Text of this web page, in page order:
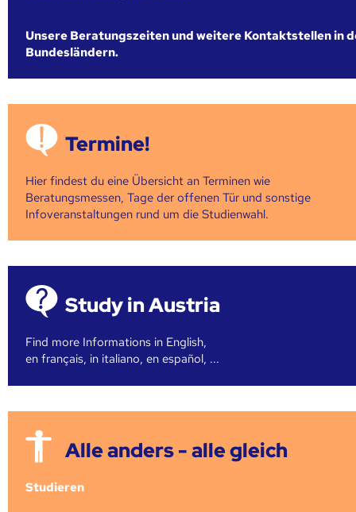
Unsere Beratungszeiten und weitere Kontaktstellen in
Bundesländern.
Termine!
Hier findest du eine Übersicht an Terminen wie
Beratungsmessen, Tage der offenen Tür und sonstige
Infoveranstaltungen rund um die Studienwahl.
Study in Austria
Find more Informations in English,
en français, in italiano, en español, ...
Alle anders - alle gleich
Studieren